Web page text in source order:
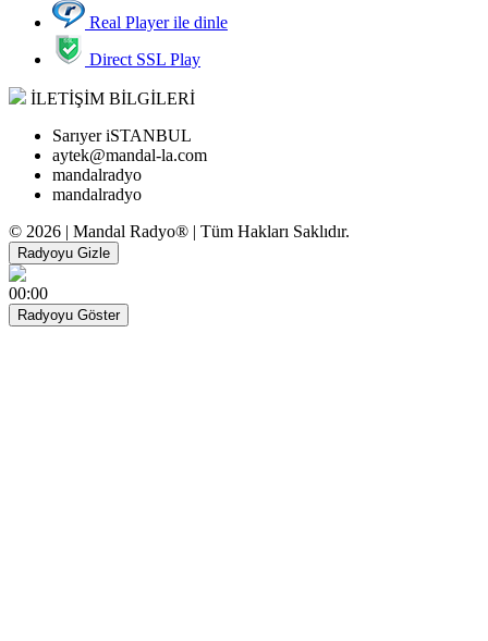
Real Player ile dinle
Direct SSL Play
İLETİŞİM BİLGİLERİ
Sarıyer iSTANBUL
aytek@mandal-la.com
mandalradyo
mandalradyo
© 2026 | Mandal Radyo® | Tüm Hakları Saklıdır.
Radyoyu Gizle
00:00
Radyoyu Göster